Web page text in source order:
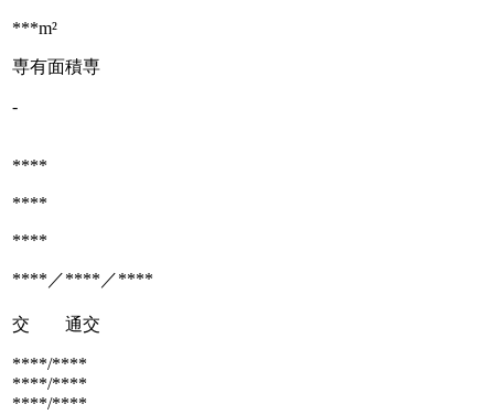
***m²
専有面積専
-
****
****
****
****／****／****
交 通交
****/****
****/****
****/****